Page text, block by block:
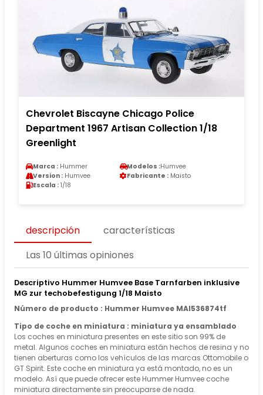
Chevrolet Biscayne Chicago Police
Department 1967 Artisan Collection 1/18
Greenlight
Marca : Hummer Modelos :Humvee
Version : Humvee Fabricante : Maisto
Escala : 1/18
descripción
características
Las 10 últimas opiniones
Descriptivo Hummer Humvee Base Tarnfarben inklusive
MG zur techobefestigung 1/18 Maisto
Número de producto : Hummer Humvee MAI536874tf
Tipo de coche en miniatura : miniatura ya ensamblado
Los coches en miniatura presentes en este sitio son 99% de
metal. Algunos coches en miniatura están hechos de resina y no
tienen aberturas como los vehículos de las marcas Ottomobile o
GT Spirit. Este coche en miniatura ya está montado, no es un
modelo. Así que puede ofrecer este Hummer Humvee coche
miniatura directamente sin preocuparse de nada.